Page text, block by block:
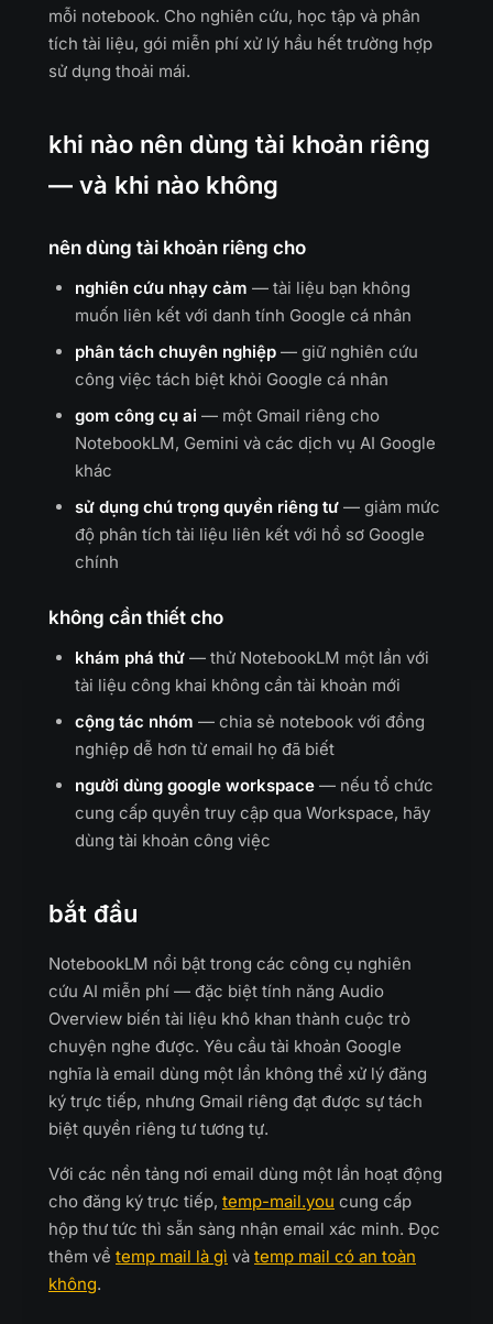
mỗi notebook. Cho nghiên cứu, học tập và phân
tích tài liệu, gói miễn phí xử lý hầu hết trường hợp
sử dụng thoải mái.
khi nào nên dùng tài khoản riêng
— và khi nào không
nên dùng tài khoản riêng cho
nghiên cứu nhạy cảm — tài liệu bạn không
muốn liên kết với danh tính Google cá nhân
phân tách chuyên nghiệp — giữ nghiên cứu
công việc tách biệt khỏi Google cá nhân
gom công cụ ai — một Gmail riêng cho
NotebookLM, Gemini và các dịch vụ AI Google
khác
sử dụng chú trọng quyền riêng tư — giảm mức
độ phân tích tài liệu liên kết với hồ sơ Google
chính
không cần thiết cho
khám phá thử — thử NotebookLM một lần với
tài liệu công khai không cần tài khoản mới
cộng tác nhóm — chia sẻ notebook với đồng
nghiệp dễ hơn từ email họ đã biết
người dùng google workspace — nếu tổ chức
cung cấp quyền truy cập qua Workspace, hãy
dùng tài khoản công việc
bắt đầu
NotebookLM nổi bật trong các công cụ nghiên
cứu AI miễn phí — đặc biệt tính năng Audio
Overview biến tài liệu khô khan thành cuộc trò
chuyện nghe được. Yêu cầu tài khoản Google
nghĩa là email dùng một lần không thể xử lý đăng
ký trực tiếp, nhưng Gmail riêng đạt được sự tách
biệt quyền riêng tư tương tự.
Với các nền tảng nơi email dùng một lần hoạt động
cho đăng ký trực tiếp, temp-mail.you cung cấp
hộp thư tức thì sẵn sàng nhận email xác minh. Đọc
thêm về temp mail là gì và temp mail có an toàn
không.